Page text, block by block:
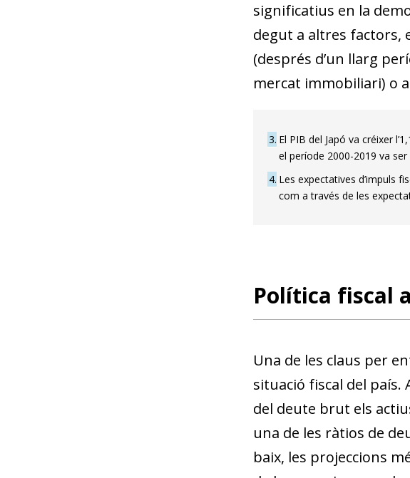
significatius en la
degut a altres factors,
(després d’un llarg
mercat immobiliari) o
3 El PIB del Japó va créixer
el període 2000-2019 va ser
4 Les expectatives d’impuls
com a través de les
Política fiscal
Una de les claus per
situació fiscal del
del deute brut els
una de les ràtios de
baix, les projeccions